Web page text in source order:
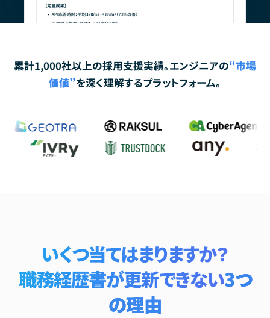
累計1,000社以上の採用支援実績。エンジニアの“市場
価値”を深く理解するプラットフォーム。
いくつ当てはまりますか？
職務経歴書が更新できない3つ
の理由